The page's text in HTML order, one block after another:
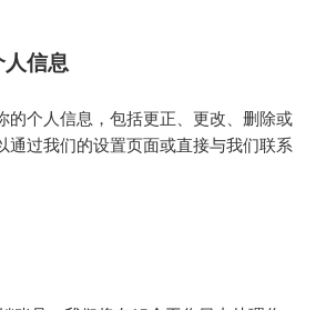
人信息
的个人信息，包括更正、更改、删除或
通过我们的设置页面或直接与我们联系